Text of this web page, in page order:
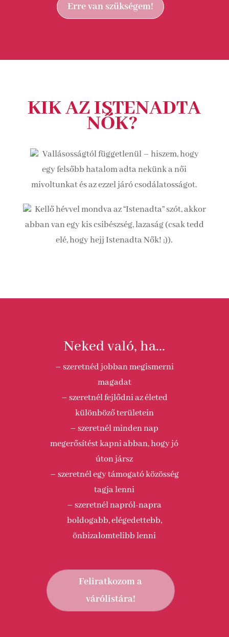
Erre van szükségem!
KIK AZ ISTENADTA
NŐK?
Vallásosságtól függetlenül – hiszem, hogy
egy felsőbb hatalom adta nekünk a női
mivoltunkat és az ezzel járó csodálatosságot.
Kellő hévvel mondva az “Istenadta” szót, akkor
abban van egy kis csibészség, lazaság (csak tedd
elé, hogy hejj Istenadta Nők! ;)).
Neked való, ha...
– szeretnéd jobban megismerni
magadat
– szeretnél fejlődni az életed
különböző területein
– szeretnél minden nap
megerősítést kapni abban, hogy jó
úton jársz
– szeretnél egy támogató közösség
tagja lenni
– szeretnél napról-napra
boldogabb, elégedettebb,
önbizalomtelibb lenni
Feliratkozom a
várólistára!